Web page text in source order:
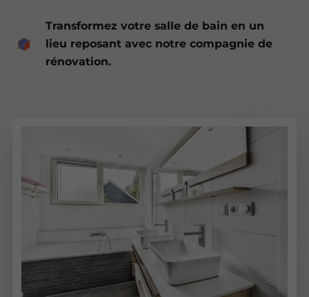
Transformez votre salle de bain en un
lieu reposant avec notre compagnie de
rénovation.